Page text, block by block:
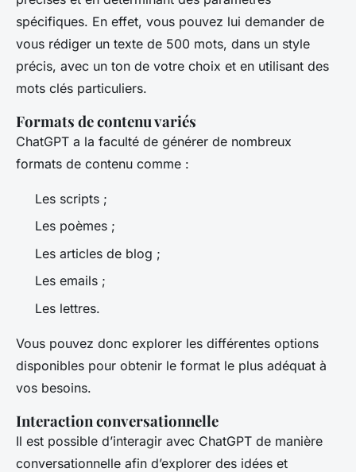
spécifiques. En effet, vous pouvez lui demander de
vous rédiger un texte de 500 mots, dans un style
précis, avec un ton de votre choix et en utilisant des
mots clés particuliers.
Formats de contenu variés
ChatGPT a la faculté de générer de nombreux
formats de contenu comme :
Les scripts ;
Les poèmes ;
Les articles de blog ;
Les emails ;
Les lettres.
Vous pouvez donc explorer les différentes options
disponibles pour obtenir le format le plus adéquat à
vos besoins.
Interaction conversationnelle
Il est possible d’interagir avec ChatGPT de manière
conversationnelle afin d’explorer des idées et